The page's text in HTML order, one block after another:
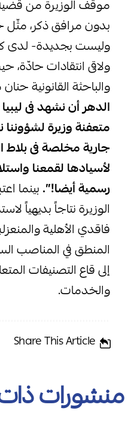
موقف الوزيرة من
بدون مرافق ذكر، مثّل
وليست بجديدة- لدى
ولاقى انتقادات حادّة،
والباحثة القانونية
الدهر أن نشهد فى
متعفنة وزيرة
جارية مخلصة فى بلاط
لأسيادها لقمعنا
رسمية أيضا!”. بينما
الوزيرة نتاجاً بديهياً
فاقدي الأهلية
المنطق في المناصب
إلى قاع التصنيفات
والخدمات.
Share This Article
منشورات